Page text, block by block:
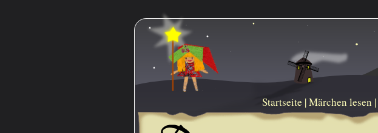
Startseite |Märchen lesen |